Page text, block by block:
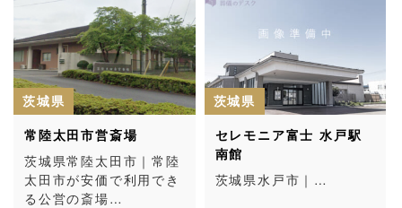
茨城県
常陸太田市営斎場
茨城県常陸太田市｜常陸
太田市が安価で利用でき
る公営の斎場…
茨城県
セレモニア富士 水戸駅
南館
茨城県水戸市｜…